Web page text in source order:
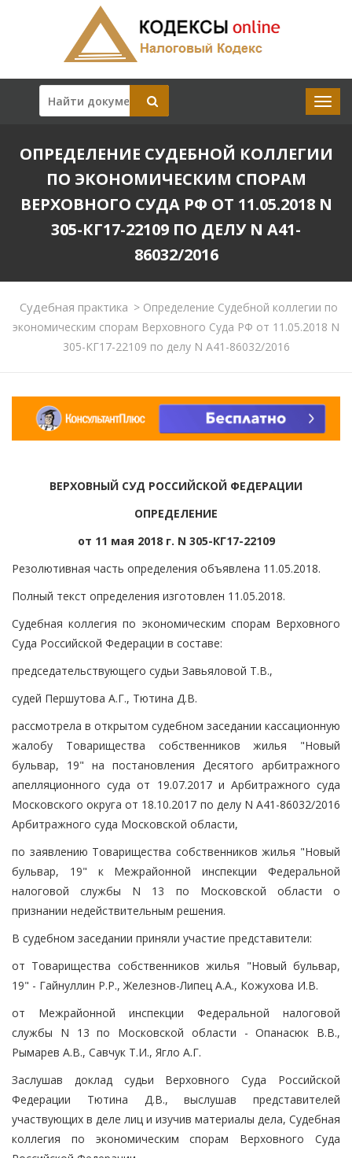
ОПРЕДЕЛЕНИЕ СУДЕБНОЙ КОЛЛЕГИИ
ПО ЭКОНОМИЧЕСКИМ СПОРАМ
ВЕРХОВНОГО СУДА РФ ОТ 11.05.2018 N
305-КГ17-22109 ПО ДЕЛУ N А41-
86032/2016
Судебная практика > Определение Судебной коллегии по
экономическим спорам Верховного Суда РФ от 11.05.2018 N
305-КГ17-22109 по делу N А41-86032/2016
ВЕРХОВНЫЙ СУД РОССИЙСКОЙ ФЕДЕРАЦИИ
ОПРЕДЕЛЕНИЕ
от 11 мая 2018 г. N 305-КГ17-22109
Резолютивная часть определения объявлена 11.05.2018.
Полный текст определения изготовлен 11.05.2018.
Судебная коллегия по экономическим спорам Верховного
Суда Российской Федерации в составе:
председательствующего судьи Завьяловой Т.В.,
судей Першутова А.Г., Тютина Д.В.
рассмотрела в открытом судебном заседании кассационную
жалобу Товарищества собственников жилья "Новый
бульвар, 19" на постановления Десятого арбитражного
апелляционного суда от 19.07.2017 и Арбитражного суда
Московского округа от 18.10.2017 по делу N А41-86032/2016
Арбитражного суда Московской области,
по заявлению Товарищества собственников жилья "Новый
бульвар, 19" к Межрайонной инспекции Федеральной
налоговой службы N 13 по Московской области о
признании недействительным решения.
В судебном заседании приняли участие представители:
от Товарищества собственников жилья "Новый бульвар,
19" - Гайнуллин Р.Р., Железнов-Липец А.А., Кожухова И.В.
от Межрайонной инспекции Федеральной налоговой
службы N 13 по Московской области - Опанасюк В.В.,
Рымарев А.В., Савчук Т.И., Ягло А.Г.
Заслушав доклад судьи Верховного Суда Российской
Федерации Тютина Д.В., выслушав представителей
участвующих в деле лиц и изучив материалы дела, Судебная
коллегия по экономическим спорам Верховного Суда